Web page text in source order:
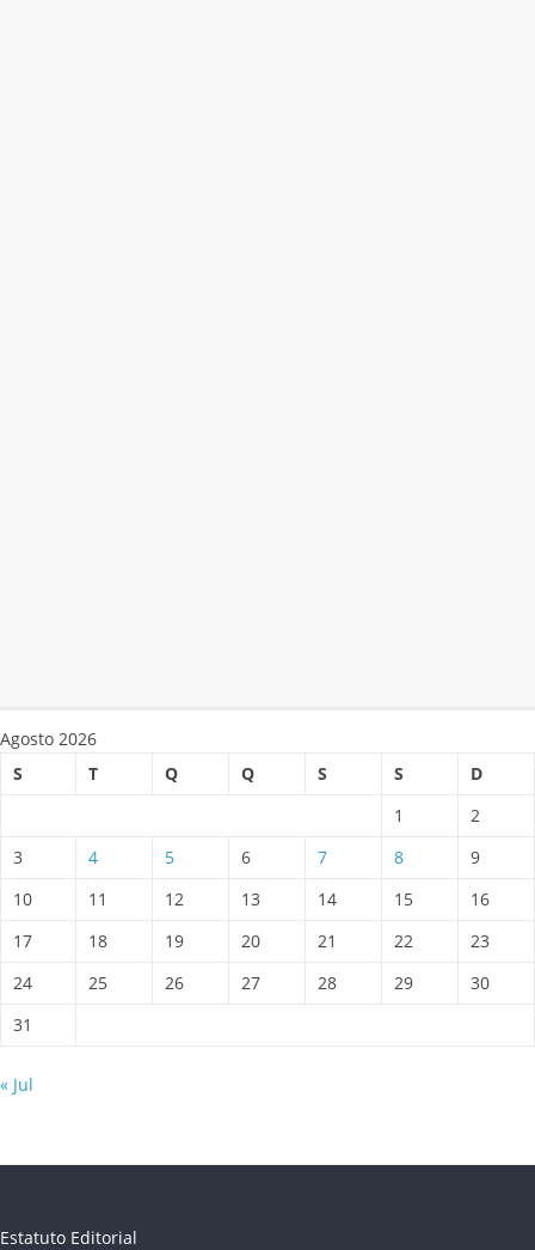
Agosto 2026
S
T Q Q S S
D
1
2
3
4 5 6 7 8
9
10
11 12 13 14 15
16
17
18 19 20 21 22
23
24
25 26 27 28 29
30
31
« Jul
Estatuto Editorial